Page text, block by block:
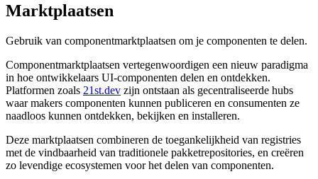
Marktplaatsen
Gebruik van componentmarktplaatsen om je componenten te delen.
Componentmarktplaatsen vertegenwoordigen een nieuw paradigma
in hoe ontwikkelaars UI-componenten delen en ontdekken.
Platformen zoals 21st.dev zijn ontstaan als gecentraliseerde hubs
waar makers componenten kunnen publiceren en consumenten ze
naadloos kunnen ontdekken, bekijken en installeren.
Deze marktplaatsen combineren de toegankelijkheid van registries
met de vindbaarheid van traditionele pakketrepositories, en creëren
zo levendige ecosystemen voor het delen van componenten.